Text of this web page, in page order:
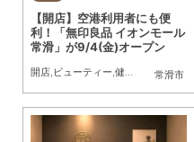
常滑市
【開店】空港利用者にも便
利！「無印良品 イオンモール
常滑」が9/4(金)オープン
開店, ビューティー,健康 住まい,専門店